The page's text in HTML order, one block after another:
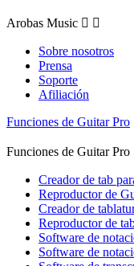
Arobas Music  
Sobre nosotros
Prensa
Soporte
Afiliación
Funciones de Guitar Pro
Funciones de Guitar Pro
Creador de tab
Reproductor de
Creador de
Reproductor de
Software de
Software de